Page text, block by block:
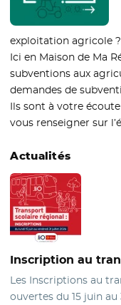
exploitation agricole ?
Ici en Maison de Ma
subventions aux
demandes de
Ils sont à votre
vous renseigner sur
Actualités
Inscription au
Les Inscriptions au
ouvertes du 15 juin au